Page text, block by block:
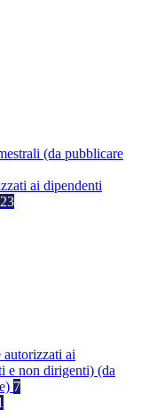
(da pubblicare
ai dipendenti
23
ai
e non dirigenti) (da
7